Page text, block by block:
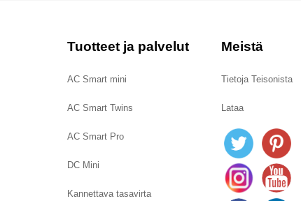
Tuotteet ja palvelut
AC Smart mini
AC Smart Twins
AC Smart Pro
DC Mini
Kannettava tasavirta
Meistä
Tietoja Teisonista
Lataa